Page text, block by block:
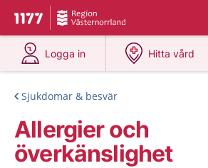
Till startsidan för 1177
Du har valt region
Logga in
på 1177.se
Hitta vård
på 1177.se
Sjukdomar & besvär
Allergier och
överkänslighet